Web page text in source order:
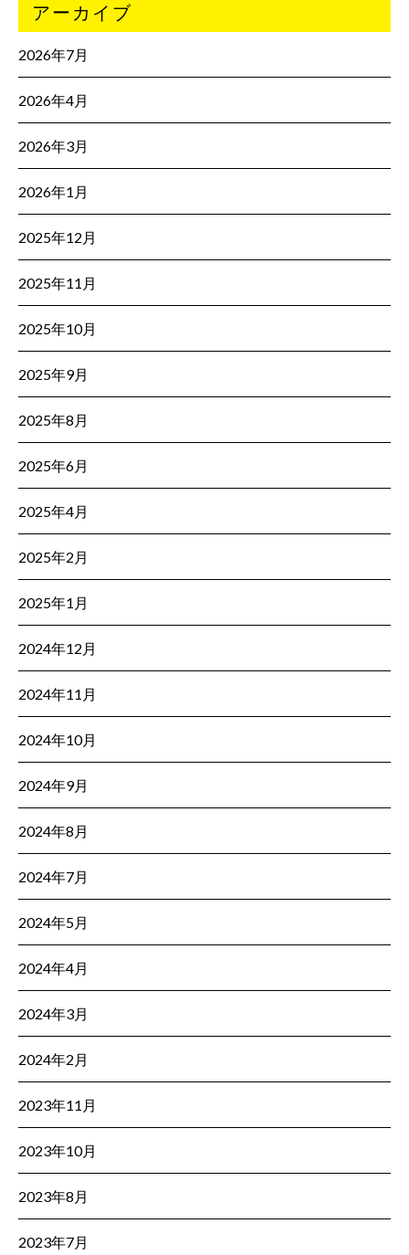
アーカイブ
2026年7月
2026年4月
2026年3月
2026年1月
2025年12月
2025年11月
2025年10月
2025年9月
2025年8月
2025年6月
2025年4月
2025年2月
2025年1月
2024年12月
2024年11月
2024年10月
2024年9月
2024年8月
2024年7月
2024年5月
2024年4月
2024年3月
2024年2月
2023年11月
2023年10月
2023年8月
2023年7月